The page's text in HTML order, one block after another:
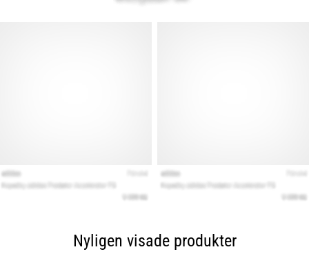
Nyligen visade produkter